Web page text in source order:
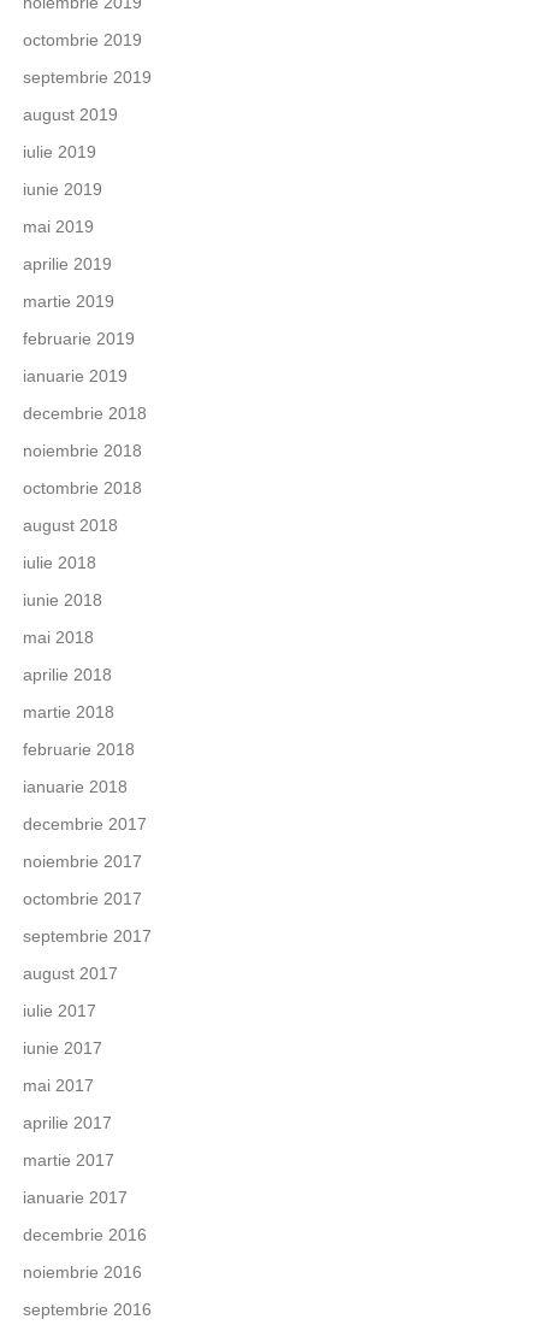
octombrie 2019
septembrie 2019
august 2019
iulie 2019
iunie 2019
mai 2019
aprilie 2019
martie 2019
februarie 2019
ianuarie 2019
decembrie 2018
noiembrie 2018
octombrie 2018
august 2018
iulie 2018
iunie 2018
mai 2018
aprilie 2018
martie 2018
februarie 2018
ianuarie 2018
decembrie 2017
noiembrie 2017
octombrie 2017
septembrie 2017
august 2017
iulie 2017
iunie 2017
mai 2017
aprilie 2017
martie 2017
ianuarie 2017
decembrie 2016
noiembrie 2016
septembrie 2016